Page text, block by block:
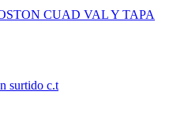
CUAD VAL Y TAPA
surtido c.t